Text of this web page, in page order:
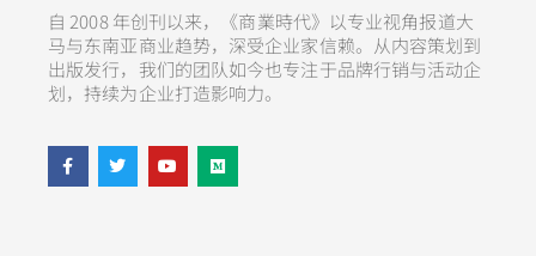
自 2008 年创刊以来，《商業時代》以专业视角报道大
马与东南亚商业趋势，深受企业家信赖。从内容策划到
出版发行，我们的团队如今也专注于品牌行销与活动企
划，持续为企业打造影响力。